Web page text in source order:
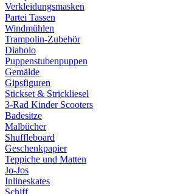
Verkleidungsmasken
Partei Tassen
Windmühlen
Trampolin-Zubehör
Diabolo
Puppenstubenpuppen
Gemälde
Gipsfiguren
Stickset & Strickliesel
3-Rad Kinder Scooters
Badesitze
Malbücher
Shuffleboard
Geschenkpapier
Teppiche und Matten
Jo-Jos
Inlineskates
Schiff